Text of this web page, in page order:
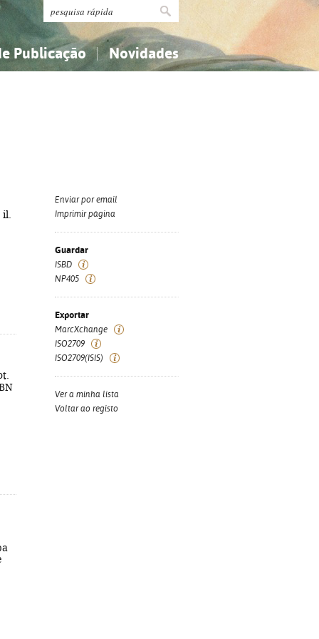
Publicação Novidades
Enviar por email
Imprimir página
Guardar
ISBD
NP405
Exportar
MarcXchange
ISO2709
ISO2709(ISIS)
Ver a minha lista
Voltar ao registo